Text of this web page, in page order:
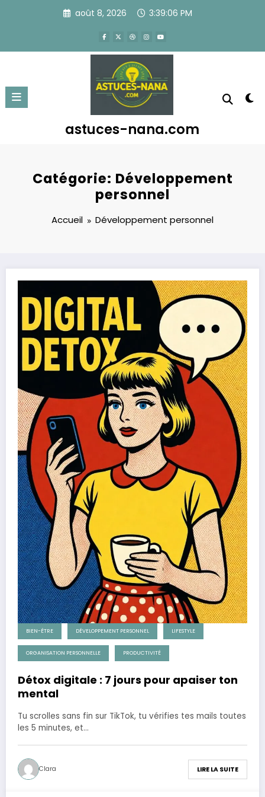
août 8, 2026 3:39:06 PM
astuces-nana.com
Catégorie: Développement
personnel
Accueil Développement personnel
BIEN-ÊTRE DÉVELOPPEMENT PERSONNEL LIFESTYLE
ORGANISATION PERSONNELLE PRODUCTIVITÉ
Détox digitale : 7 jours pour apaiser ton
mental
Tu scrolles sans fin sur TikTok, tu vérifies tes mails toutes
les 5 minutes, et…
Clara LIRE LA SUITE